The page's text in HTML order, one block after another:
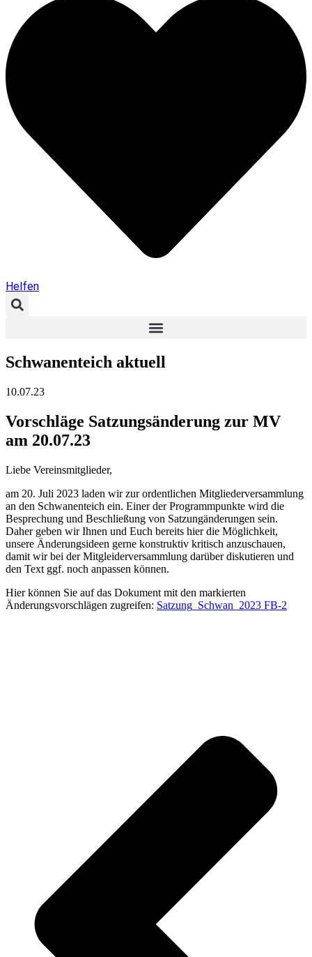
Helfen
Schwanenteich aktuell
10.07.23
Vorschläge Satzungsänderung zur MV
am 20.07.23
Liebe Vereinsmitglieder,
am 20. Juli 2023 laden wir zur ordentlichen Mitgliederversammlung
an den Schwanenteich ein. Einer der Programmpunkte wird die
Besprechung und Beschließung von Satzungänderungen sein.
Daher geben wir Ihnen und Euch bereits hier die Möglichkeit,
unsere Änderungsideen gerne konstruktiv kritisch anzuschauen,
damit wir bei der Mitgleiderversammlung darüber diskutieren und
den Text ggf. noch anpassen können.
Hier können Sie auf das Dokument mit den markierten
Änderungsvorschlägen zugreifen: Satzung_Schwan_2023 FB-2